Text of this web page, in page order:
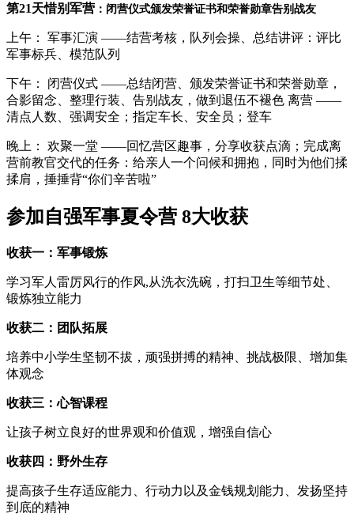
第21天惜别军营 ： 闭营仪式颁发荣誉证书和荣誉勋章告别战友
上午： 军事汇演 ——结营考核，队列会操、总结讲评：评比
军事标兵、模范队列
下午： 闭营仪式 ——总结闭营、颁发荣誉证书和荣誉勋章，
合影留念、整理行装、告别战友，做到退伍不褪色 离营 ——
清点人数、强调安全；指定车长、安全员；登车
晚上： 欢聚一堂 ——回忆营区趣事，分享收获点滴；完成离
营前教官交代的任务：给亲人一个问候和拥抱，同时为他们揉
揉肩，捶捶背“你们辛苦啦”
参加自强军事夏令营 8大收获
收获一：军事锻炼
学习军人雷厉风行的作风,从洗衣洗碗，打扫卫生等细节处、
锻炼独立能力
收获二：团队拓展
培养中小学生坚韧不拔，顽强拼搏的精神、挑战极限、增加集
体观念
收获三：心智课程
让孩子树立良好的世界观和价值观，增强自信心
收获四：野外生存
提高孩子生存适应能力、行动力以及金钱规划能力、发扬坚持
到底的精神